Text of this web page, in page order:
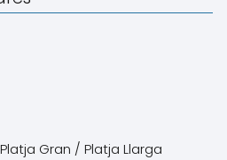
Gran / Platja Llarga